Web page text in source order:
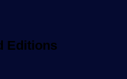
Editions